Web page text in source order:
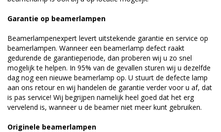
Garantie op beamerlampen
Beamerlampenexpert levert uitstekende garantie en service op
beamerlampen. Wanneer een beamerlamp defect raakt
gedurende de garantieperiode, dan proberen wij u zo snel
mogelijk te helpen. In 95% van de gevallen sturen wij u dezelfde
dag nog een nieuwe beamerlamp op. U stuurt de defecte lamp
aan ons retour en wij handelen de garantie verder voor u af, dat
is pas service! Wij begrijpen namelijk heel goed dat het erg
vervelend is, wanneer u de beamer niet meer kunt gebruiken.
Originele beamerlampen